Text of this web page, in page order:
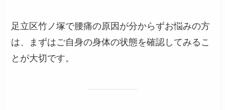
足立区竹ノ塚で腰痛の原因が分からずお悩みの方
は、まずはご自身の身体の状態を確認してみるこ
とが大切です。